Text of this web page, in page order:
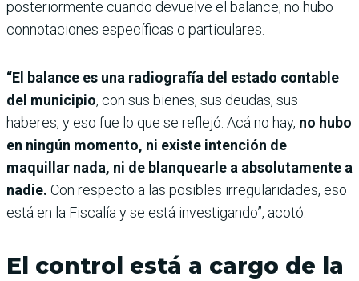
posteriormente cuando devuelve el balance; no hubo
connotaciones específicas o particulares.
“El balance es una radiografía del estado contable
del municipio, con sus bienes, sus deudas, sus
haberes, y eso fue lo que se reflejó. Acá no hay, no hubo
en ningún momento, ni existe intención de
maquillar nada, ni de blanquearle a absolutamente a
nadie. Con respecto a las posibles irregularidades, eso
está en la Fiscalía y se está investigando”, acotó.
El control está a cargo de la